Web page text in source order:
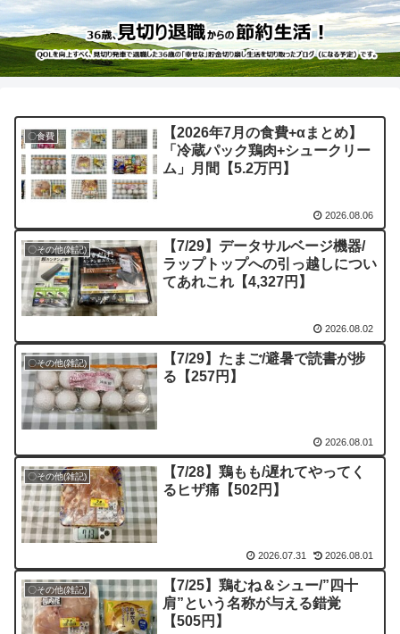
〇食費
【2026年7月の食費+αまとめ】
「冷蔵パック鶏肉+シュークリー
ム」月間【5.2万円】
2026.08.06
〇その他(雑記)
【7/29】データサルベージ機器/
ラップトップへの引っ越しについ
てあれこれ【4,327円】
2026.08.02
〇その他(雑記)
【7/29】たまご/避暑で読書が捗
る【257円】
2026.08.01
〇その他(雑記)
【7/28】鶏もも/遅れてやってく
るヒザ痛【502円】
2026.07.31 2026.08.01
〇その他(雑記)
【7/25】鶏むね＆シュー/”四十
肩”という名称が与える錯覚
【505円】